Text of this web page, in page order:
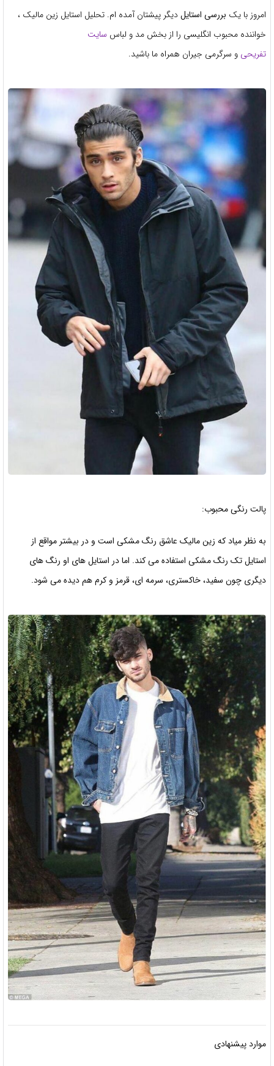
امروز با یک بررسی استایل دیگر پیشتان آمده ام. تحلیل استایل زین مالیک ،
خواننده محبوب انگلیسی را از بخش مد و لباس سایت
تفریحی و سرگرمی جیران همراه ما باشید.
پالت رنگی محبوب:
به نظر میاد که زین مالیک عاشق رنگ مشکی است و در بیشتر مواقع از
استایل تک رنگ مشکی استفاده می کند. اما در استایل های او رنگ های
دیگری چون سفید، خاکستری، سرمه ای، قرمز و کرم هم دیده می شود.
موارد پیشنهادی